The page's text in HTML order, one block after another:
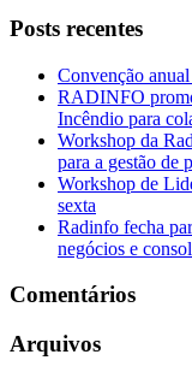
Posts recentes
Convenção
RADINFO
Incêndio para
Workshop da
para a gestão de
Workshop de
sexta
Radinfo fecha
negócios e
Comentários
Arquivos